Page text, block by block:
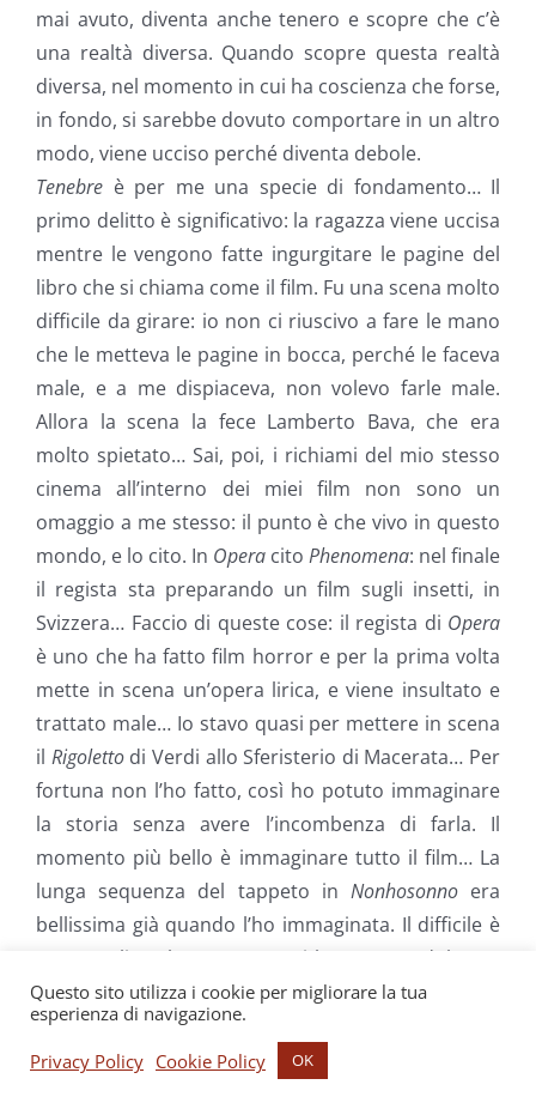
mai avuto, diventa anche tenero e scopre che c’è
una realtà diversa. Quando scopre questa realtà
diversa, nel momento in cui ha coscienza che forse,
in fondo, si sarebbe dovuto comportare in un altro
modo, viene ucciso perché diventa debole.
Tenebre è per me una specie di fondamento… Il
primo delitto è significativo: la ragazza viene uccisa
mentre le vengono fatte ingurgitare le pagine del
libro che si chiama come il film. Fu una scena molto
difficile da girare: io non ci riuscivo a fare le mano
che le metteva le pagine in bocca, perché le faceva
male, e a me dispiaceva, non volevo farle male.
Allora la scena la fece Lamberto Bava, che era
molto spietato… Sai, poi, i richiami del mio stesso
cinema all’interno dei miei film non sono un
omaggio a me stesso: il punto è che vivo in questo
mondo, e lo cito. In Opera cito Phenomena: nel finale
il regista sta preparando un film sugli insetti, in
Svizzera… Faccio di queste cose: il regista di Opera
è uno che ha fatto film horror e per la prima volta
mette in scena un’opera lirica, e viene insultato e
trattato male… Io stavo quasi per mettere in scena
il Rigolettodi Verdi allo Sferisterio di Macerata… Per
fortuna non l’ho fatto, così ho potuto immaginare
la storia senza avere l’incombenza di farla. Il
momento più bello è immaginare tutto il film… La
lunga sequenza del tappeto in Nonhosonnoera
bellissima già quando l’ho immaginata. Il difficile è
stato realizzarla, e questo mi ha portato dolore e
tanta fatica, tanto che è stata l’ultima inquadratura
che ho girato di tutto il film, perché non si riusciva
mai a trovare un buon sistema per girarla.
Questo sito utilizza i cookie per migliorare la tua
esperienza di navigazione.
Privacy Policy Cookie Policy OK